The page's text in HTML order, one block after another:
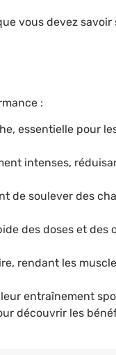
vous devez savoir
:
essentielle pour
intenses,
de soulever des
des doses et des
rendant les
entraînement
découvrir les